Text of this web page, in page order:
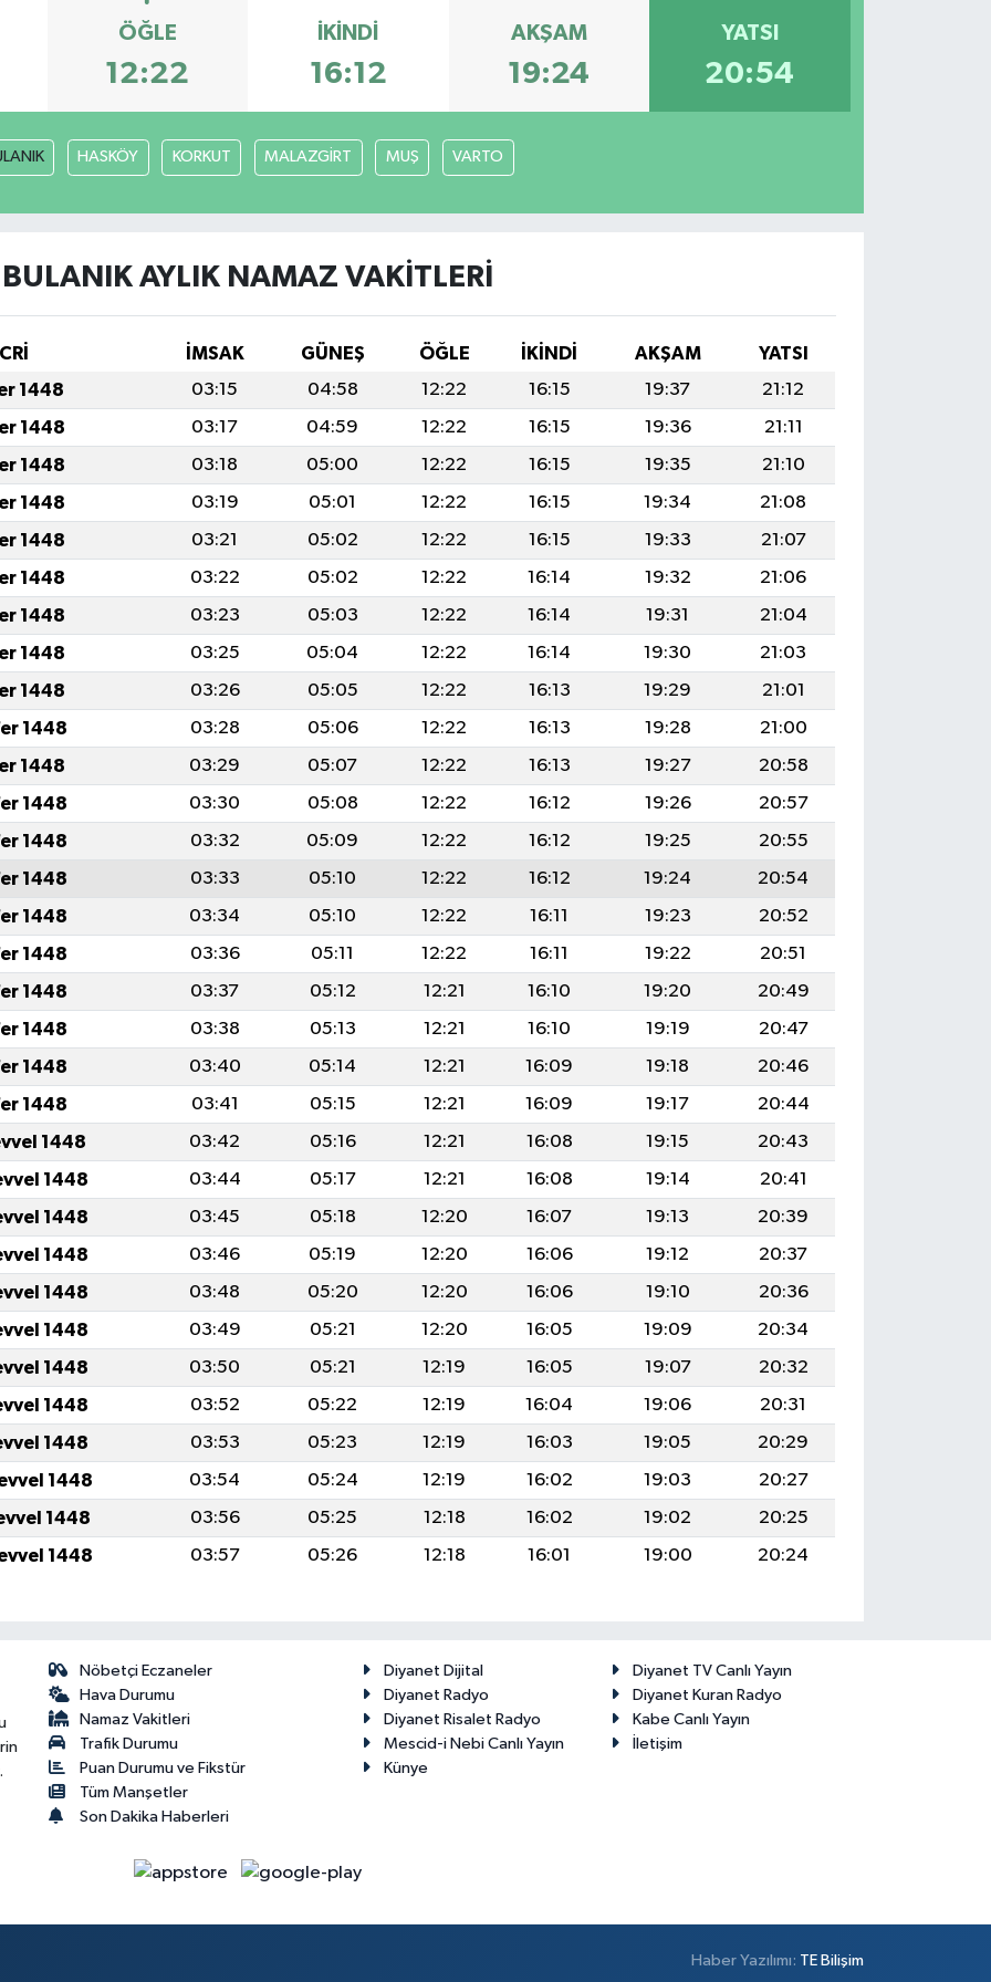
ÖĞLE
12:22
İKINDI
16:12
AKŞAM
19:24
YATSI
20:54
HASKÖY KORKUT MALAZGİRT MUŞ VARTO
BULANIK AYLIK NAMAZ VAKITLERI
İMSAK GÜNEŞ ÖĞLE İKINDI AKŞAM
YATSI
1448 03:15 04:58 12:22 16:15 19:37
21:12
1448 03:17 04:59 12:22 16:15 19:36
21:11
1448 03:18 05:00 12:22 16:15 19:35
21:10
1448 03:19 05:01 12:22 16:15 19:34
21:08
1448 03:21 05:02 12:22 16:15 19:33
21:07
1448 03:22 05:02 12:22 16:14 19:32
21:06
1448 03:23 05:03 12:22 16:14 19:31
21:04
1448 03:25 05:04 12:22 16:14 19:30
21:03
1448 03:26 05:05 12:22 16:13 19:29
21:01
1448 03:28 05:06 12:22 16:13 19:28
21:00
1448 03:29 05:07 12:22 16:13 19:27
20:58
1448 03:30 05:08 12:22 16:12 19:26
20:57
1448 03:32 05:09 12:22 16:12 19:25
20:55
1448 03:33 05:10 12:22 16:12 19:24
20:54
1448 03:34 05:10 12:22 16:11 19:23
20:52
1448 03:36 05:11 12:22 16:11 19:22
20:51
1448 03:37 05:12 12:21 16:10 19:20
20:49
1448 03:38 05:13 12:21 16:10 19:19
20:47
1448 03:40 05:14 12:21 16:09 19:18
20:46
1448 03:41 05:15 12:21 16:09 19:17
20:44
1448 03:42 05:16 12:21 16:08 19:15
20:43
1448 03:44 05:17 12:21 16:08 19:14
20:41
1448 03:45 05:18 12:20 16:07 19:13
20:39
1448 03:46 05:19 12:20 16:06 19:12
20:37
1448 03:48 05:20 12:20 16:06 19:10
20:36
1448 03:49 05:21 12:20 16:05 19:09
20:34
1448 03:50 05:21 12:19 16:05 19:07
20:32
1448 03:52 05:22 12:19 16:04 19:06
20:31
1448 03:53 05:23 12:19 16:03 19:05
20:29
1448 03:54 05:24 12:19 16:02 19:03
20:27
1448 03:56 05:25 12:18 16:02 19:02
20:25
1448 03:57 05:26 12:18 16:01 19:00 20:24
Nöbetçi Eczaneler
Hava Durumu
Namaz Vakitleri
Trafik Durumu
Puan Durumu ve Fikstür
Tüm Manşetler
Son Dakika Haberleri
Diyanet Dijital
Diyanet TV Canlı Yayın
Diyanet Radyo
Diyanet Kuran Radyo
Diyanet Risalet Radyo
Kabe Canlı Yayın
Mescid-i Nebi Canlı Yayın
İletişim
Künye
Haber Yazılımı: TE Bilişim